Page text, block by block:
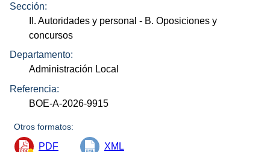
Sección:
II. Autoridades y personal - B. Oposiciones y
concursos
Departamento:
Administración Local
Referencia:
BOE-A-2026-9915
Otros formatos:
PDF XML